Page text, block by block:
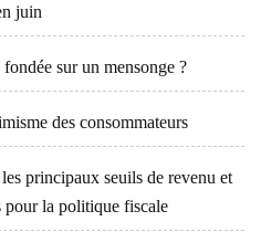
juin
sur un mensonge ?
des consommateurs
principaux seuils de revenu et
pour la politique fiscale